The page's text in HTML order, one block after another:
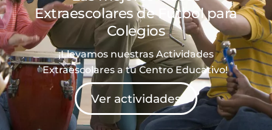
Extraescolares deFútbolpara
Colegios
¡Llevamos nuestras Actividades
Extraescolares a tu Centro Educativo!
Ver actividades